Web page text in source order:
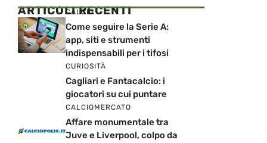
ARTICOLI RECENTI
CALCIO
Come seguire la Serie A:
app, siti e strumenti
indispensabili per i tifosi
CURIOSITÀ
Cagliari e Fantacalcio: i
giocatori su cui puntare
CALCIOMERCATO
Affare monumentale tra
Juve e Liverpool, colpo da